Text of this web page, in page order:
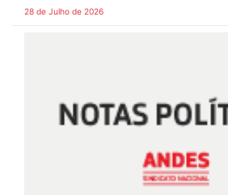
28 de Julho de 2026